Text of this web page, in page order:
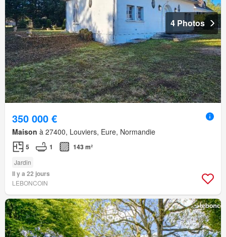
4 Photos
350 000 €
Maison à 27400, Louviers, Eure, Normandie
5 1 143 m²
Jardin
Il y a 22 jours
LEBONCOIN